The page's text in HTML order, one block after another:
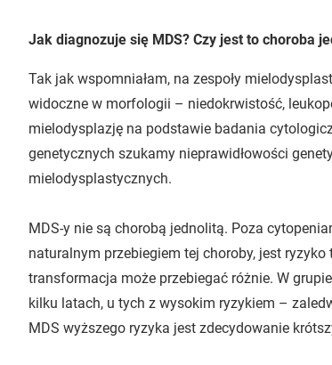
Jak diagnozuje się MDS? Czy jest to choroba
Tak jak wspomniałam, na zespoły
widoczne w morfologii – niedokrwistość,
mielodysplazję na podstawie badania
genetycznych szukamy nieprawidłowości
mielodysplastycznych.
MDS-y nie są chorobą jednolitą. Poza
naturalnym przebiegiem tej choroby, jest
transformacja może przebiegać różnie. W
kilku latach, u tych z wysokim ryzykiem –
MDS wyższego ryzyka jest zdecydowanie